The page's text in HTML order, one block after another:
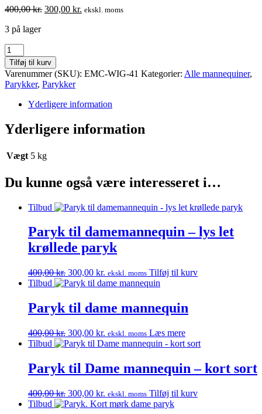
400,00kr. Den
300,00 kr. Den
ekskl. moms
3 på lager
Paryk
til
Damemannequin
antal
Tilføj til kurv
Varenummer (SKU): EMC-WIG-41 Kategorier: Alle mannequiner,
Parykker, Parykker
Yderligere information
Yderligere information
Vægt 5 kg
Du kunne også være interesseret i…
Tilbud
Paryk til damemannequin – lys let
krøllede paryk
400,00kr. Den
oprindelige
var:
400,00 kr..
300,00 kr. Den
aktuelle
300,00 kr..
ekskl. moms Tilføj til kurv
Tilbud
Paryk til dame mannequin
400,00kr. Den
oprindelige
var:
400,00 kr..
300,00 kr. Den
aktuelle
300,00 kr..
ekskl. moms Læs mere
Tilbud
Paryk til Dame mannequin – kort sort
400,00kr. Den
oprindelige
300,00 kr. Den
aktuelle
ekskl. moms Tilføj til kurv
Tilbud